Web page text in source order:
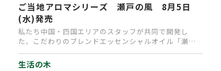
ご当地アロマシリーズ 瀬戸の風 8月5日
(水)発売
私たち中国・四国エリアのスタッフが共同で開発し
た、こだわりのブレンドエッセンシャルオイル「瀬戸
の風」が完成しました。 主…
生活の木